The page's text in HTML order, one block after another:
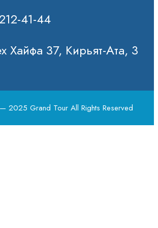
41-44
Хайфа 37, Кирьят-Ата, 3
2025 Grand Tour All Rights Reserved